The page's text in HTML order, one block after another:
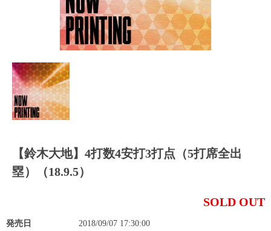
【鈴木大地】4打数4安打3打点（5打席全出
塁）（18.9.5）
SOLD OUT
発売日 2018/09/07 17:30:00